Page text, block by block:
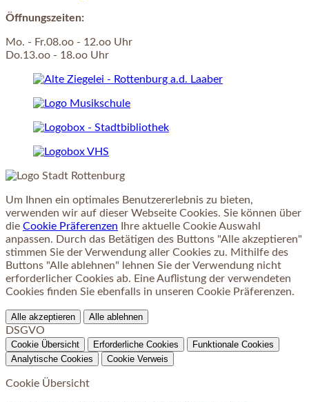
Öffnungszeiten:
Mo. - Fr.08.oo - 12.oo Uhr
Do.13.oo - 18.oo Uhr
Um Ihnen ein optimales Benutzererlebnis zu bieten,
verwenden wir auf dieser Webseite Cookies. Sie können über
die Cookie Präferenzen Ihre aktuelle Cookie Auswahl
anpassen. Durch das Betätigen des Buttons "Alle akzeptieren"
stimmen Sie der Verwendung aller Cookies zu. Mithilfe des
Buttons "Alle ablehnen" lehnen Sie der Verwendung nicht
erforderlicher Cookies ab. Eine Auflistung der verwendeten
Cookies finden Sie ebenfalls in unseren Cookie Präferenzen.
Alle akzeptieren Alle ablehnen
DSGVO
Cookie Übersicht Erforderliche Cookies
Funktionale Cookies
Analytische Cookies
Cookie Verweis
Cookie Übersicht